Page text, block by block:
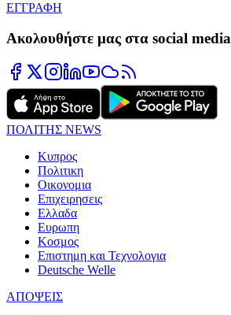
ΕΓΓΡΑΦΗ
Ακολουθήστε μας στα social media
ΠΟΛΙΤΗΣ NEWS
Κυπρος
Πολιτικη
Οικονομια
Επιχειρησεις
Ελλαδα
Ευρωπη
Κοσμος
Επιστημη και Τεχνολογια
Deutsche Welle
ΑΠΟΨΕΙΣ